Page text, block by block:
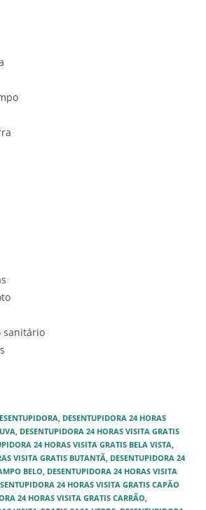
sanitário
, DESENTUPIDORA 24 HORAS
, DESENTUPIDORA 24 HORAS VISITA GRATIS
24 HORAS VISITA GRATIS BELA VISTA,
VISITA GRATIS BUTANTÃ, DESENTUPIDORA 24
BELO, DESENTUPIDORA 24 HORAS VISITA
24 HORAS VISITA GRATIS CAPÃO
24 HORAS VISITA GRATIS CARRÃO‎,